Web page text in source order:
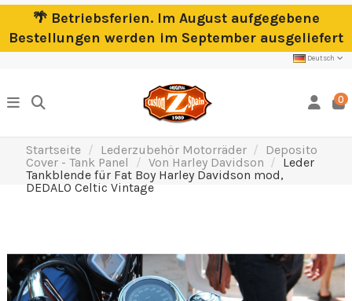
🌴 Betriebsferien. Im August aufgegebene
Bestellungen werden im September ausgeliefert
Deutsch
0
Startseite Lederzubehör Motorräder
Deposito
Cover - Tank Panel
Von Harley Davidson
Leder
Tankblende für Fat Boy Harley Davidson mod,
DEDALO Celtic Vintage